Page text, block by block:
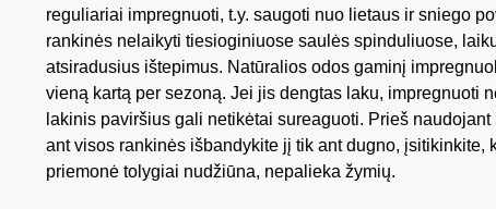
reguliariai impregnuoti, t.y. saugoti nuo lietaus ir sniego
rankinės nelaikyti tiesioginiuose saulės spinduliuose,
atsiradusius ištepimus. Natūralios odos gaminį
vieną kartą per sezoną. Jei jis dengtas laku, impregnuoti
lakinis paviršius gali netikėtai sureaguoti. Prieš naudojant
ant visos rankinės išbandykite jį tik ant dugno, įsitikinkite,
priemonė tolygiai nudžiūna, nepalieka žymių.